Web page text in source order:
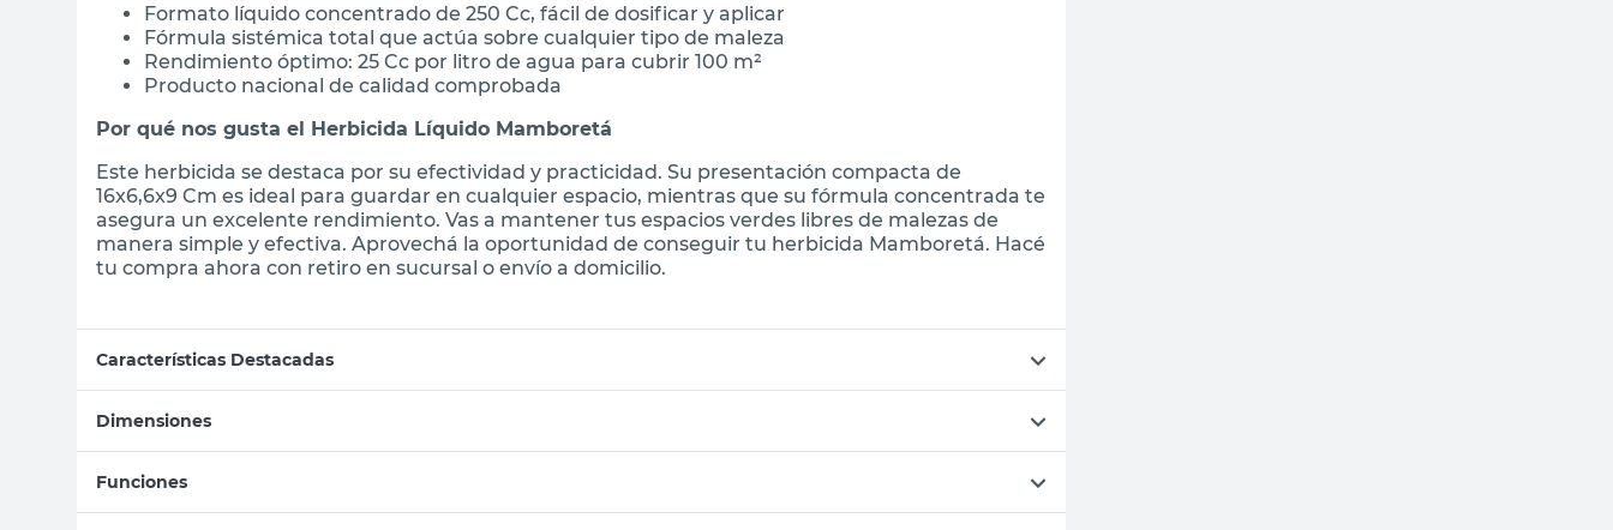
Formato líquido concentrado de 250 Cc, fácil de dosificar y aplicar
Fórmula sistémica total que actúa sobre cualquier tipo de maleza
Rendimiento óptimo: 25 Cc por litro de agua para cubrir 100 m²
Producto nacional de calidad comprobada
Por qué nos gusta el Herbicida Líquido Mamboretá
Este herbicida se destaca por su efectividad y practicidad. Su presentación compacta de
16x6,6x9 Cm es ideal para guardar en cualquier espacio, mientras que su fórmula concentrada te
asegura un excelente rendimiento. Vas a mantener tus espacios verdes libres de malezas de
manera simple y efectiva. Aprovechá la oportunidad de conseguir tu herbicida Mamboretá. Hacé
tu compra ahora con retiro en sucursal o envío a domicilio.
Características Destacadas
Dimensiones
Funciones